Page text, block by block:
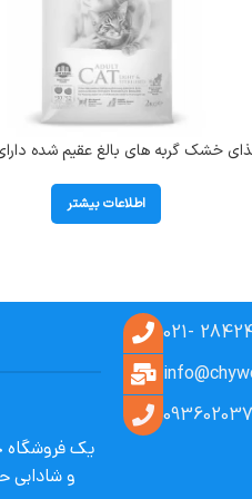
خشک گربه های بالغ عقیم شده
اطلاعات بیشتر
یک فروشگاه
و شادابی